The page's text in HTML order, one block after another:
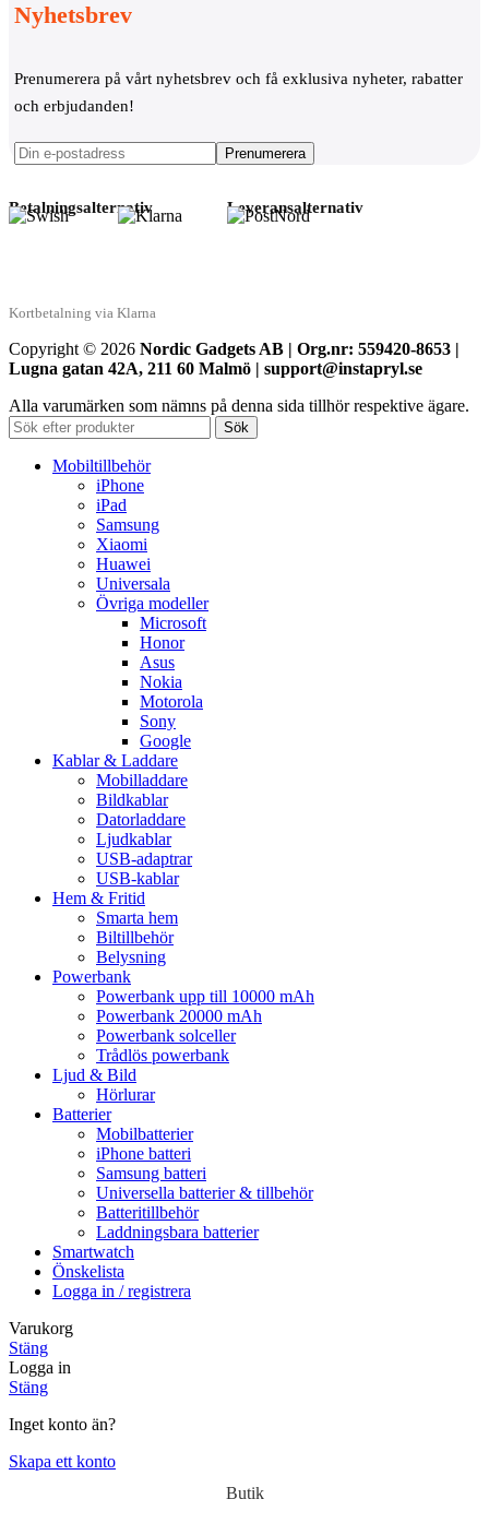
Nyhetsbrev
Prenumerera på vårt nyhetsbrev och få exklusiva nyheter, rabatter
och erbjudanden!
Betalningsalternativ
Kortbetalning via Klarna
Leveransalternativ
Copyright © 2026 Nordic Gadgets AB | Org.nr: 559420-8653 |
Lugna gatan 42A, 211 60 Malmö | support@instapryl.se
Alla varumärken som nämns på denna sida tillhör respektive ägare.
Sök
Mobiltillbehör
iPhone
iPad
Samsung
Xiaomi
Huawei
Universala
Övriga modeller
Microsoft
Honor
Asus
Nokia
Motorola
Sony
Google
Kablar & Laddare
Mobilladdare
Bildkablar
Datorladdare
Ljudkablar
USB-adaptrar
USB-kablar
Hem & Fritid
Smarta hem
Biltillbehör
Belysning
Powerbank
Powerbank upp till 10000 mAh
Powerbank 20000 mAh
Powerbank solceller
Trådlös powerbank
Ljud & Bild
Hörlurar
Batterier
Mobilbatterier
iPhone batteri
Samsung batteri
Universella batterier & tillbehör
Batteritillbehör
Laddningsbara batterier
Smartwatch
Önskelista
Logga in / registrera
Varukorg
Stäng
Logga in
Stäng
Inget konto än?
Skapa ett konto
Butik